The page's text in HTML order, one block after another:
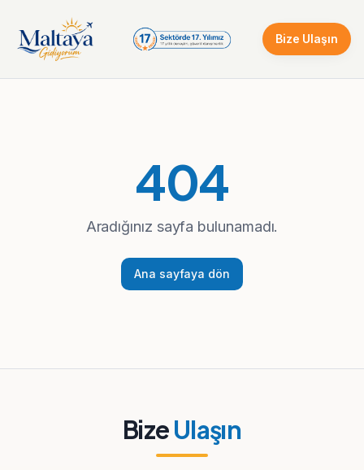
Bize Ulaşın
404
Aradığınız sayfa bulunamadı.
Ana sayfaya dön
BizeUlaşın